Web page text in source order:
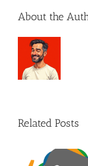
About the
Related Posts